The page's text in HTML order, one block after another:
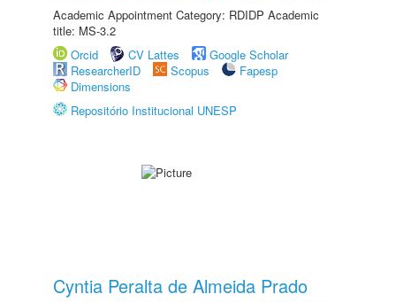
Academic Appointment Category: RDIDP Academic
title: MS-3.2
Orcid
CV Lattes
Google Scholar
ResearcherID
Scopus
Fapesp
Dimensions
Repositório Institucional UNESP
Cyntia Peralta de Almeida Prado